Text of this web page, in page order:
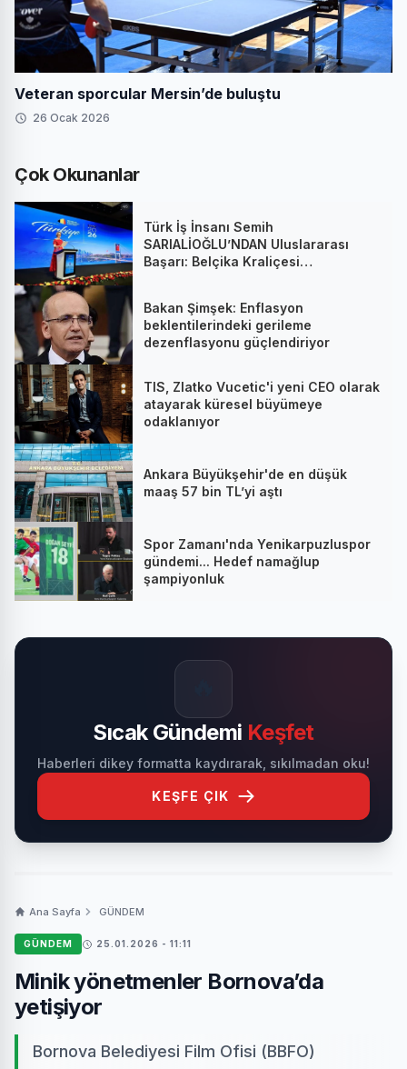
Veteran sporcular Mersin’de buluştu
26 Ocak 2026
Çok Okunanlar
Türk İş İnsanı Semih
SARIALİOĞLU’NDAN Uluslararası
Başarı: Belçika Kraliçesi
Bakan Şimşek: Enflasyon
beklentilerindeki gerileme
dezenflasyonu güçlendiriyor
TIS, Zlatko Vucetic'i yeni CEO olarak
atayarak küresel büyümeye
odaklanıyor
Ankara Büyükşehir'de en düşük
maaş 57 bin TL’yi aştı
Spor Zamanı'nda Yenikarpuzluspor
gündemi... Hedef namağlup
şampiyonluk
Sıcak Gündemi Keşfet
Haberleri dikey formatta kaydırarak, sıkılmadan oku!
KEŞFE ÇIK
Ana Sayfa GÜNDEM
GÜNDEM 25.01.2026 - 11:11
Minik yönetmenler Bornova’da
yetişiyor
Bornova Belediyesi Film Ofisi (BBFO)